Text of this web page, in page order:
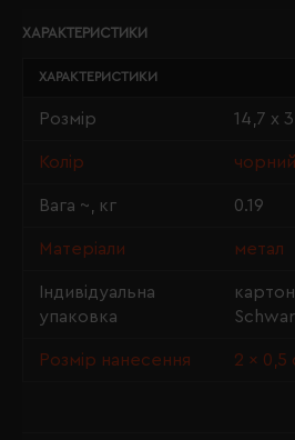
ХАРАКТЕРИСТИКИ
ХАРАКТЕРИСТИКИ
Розмір 14,7 х
Колір чорний
Вага ~, кг 0.19
Матеріали метал
Індивідуальна
упаковка
Розмір нанесення 2 × 0,5